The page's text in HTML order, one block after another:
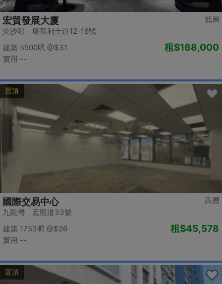
低層
宏貿發展大廈
尖沙咀 堪富利士道12-16號
建築 5500呎 @$31
實用 --
租$168,000
置頂
高層
國際交易中心
九龍灣 宏照道33號
建築 1753呎 @$26
實用 --
租$45,578
置頂